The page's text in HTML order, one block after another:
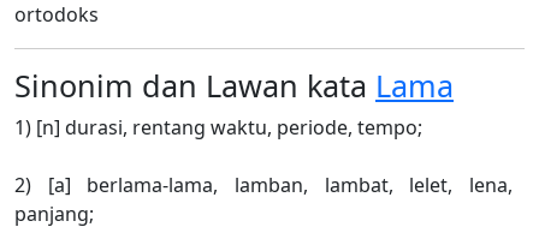
ortodoks
Sinonim dan Lawan kata Lama
1) [n] durasi, rentang waktu, periode, tempo;
2) [a] berlama-lama, lamban, lambat, lelet, lena,
panjang;